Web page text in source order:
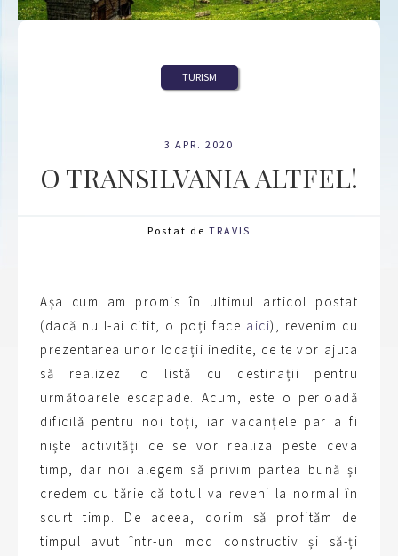
TURISM
3 APR. 2020
O TRANSILVANIA ALTFEL!
Postat de TRAVIS
Așa cum am promis în ultimul articol postat
(dacă nu l-ai citit, o poți face aici), revenim cu
prezentarea unor locații inedite, ce te vor ajuta
să realizezi o listă cu destinații pentru
următoarele escapade. Acum, este o perioadă
dificilă pentru noi toți, iar vacanțele par a fi
niște activități ce se vor realiza peste ceva
timp, dar noi alegem să privim partea bună și
credem cu tărie că totul va reveni la normal în
scurt timp. De aceea, dorim să profităm de
timpul avut într-un mod constructiv și să-ți